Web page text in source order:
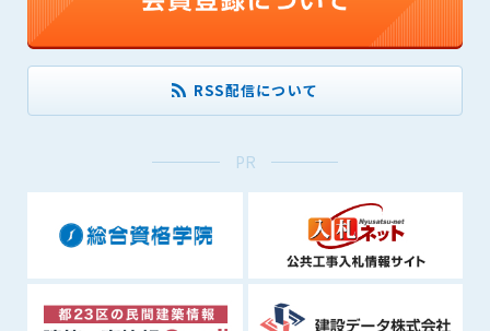
RSS配信について
PR
個人情報といいます）について、管理者は、以下の各号に該当
する場合を除き、第三者に開示または提供しないものとしま
す。
(1) 会員が、自己の個人情報の開示に事前に同意している場合
(2) 個々の会員を特定できない統計的な処理をした形式で第三
(3) 第三者および管理者の権利、財産、安全等を保護するため
に必要であると管理者が判断した場合
管理者は、会員が登録した内容が以下に該当する、またはその
恐れのあるものは、会員の承諾なく削除できるものとします。